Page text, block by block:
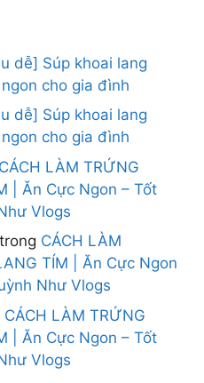
dễ] Súp khoai lang
cho gia đình
dễ] Súp khoai lang
cho gia đình
CÁCH LÀM TRỨNG
| Ăn Cực Ngon – Tốt
Vlogs
trong CÁCH LÀM
TÍM | Ăn Cực Ngon
Như Vlogs
CÁCH LÀM TRỨNG
| Ăn Cực Ngon – Tốt
Vlogs